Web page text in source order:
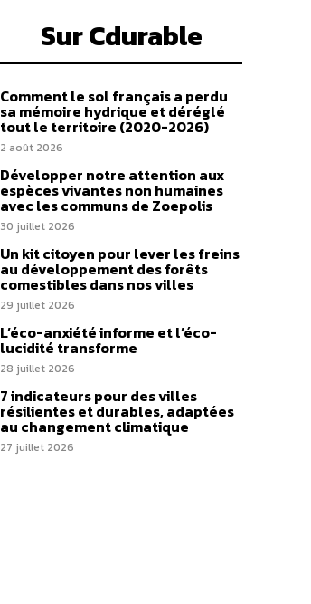
Sur Cdurable
Comment le sol français a perdu
sa mémoire hydrique et déréglé
tout le territoire (2020-2026)
2 août 2026
Développer notre attention aux
espèces vivantes non humaines
avec les communs de Zoepolis
30 juillet 2026
Un kit citoyen pour lever les freins
au développement des forêts
comestibles dans nos villes
29 juillet 2026
L’éco-anxiété informe et l’éco-
lucidité transforme
28 juillet 2026
7 indicateurs pour des villes
résilientes et durables, adaptées
au changement climatique
27 juillet 2026